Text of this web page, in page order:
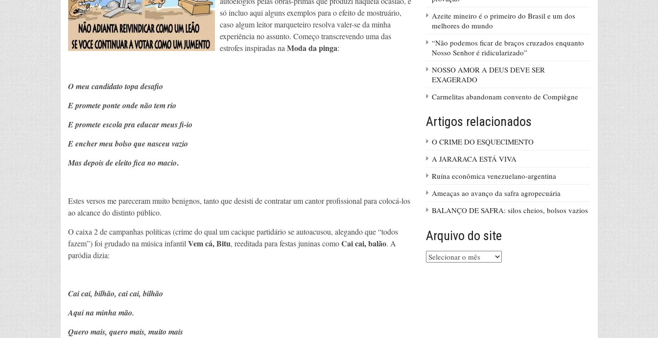
só incluo aqui alguns exemplos para o efeito de mostruário,
caso algum leitor marqueteiro resolva valer-se da minha
experiência no assunto. Começo transcrevendo uma das
estrofes inspiradas na Moda da pinga:
O meu candidato topa desafio
E promete ponte onde não tem rio
E promete escola pra educar meus fi-io
E encher meu bolso que nasceu vazio
Mas depois de eleito fica no macio.
Estes versos me pareceram muito benignos, tanto que desisti de contratar um cantor profissional para colocá-los
ao alcance do distinto público.
O caixa 2 de campanhas políticas (crime do qual um cacique partidário se autoacusou, alegando que “todos
fazem”) foi grudado na música infantil Vem cá, Bitu, reeditada para festas juninas comoCai cai, balão. A
paródia dizia:
Cai cai, bilhão, cai cai, bilhão
Aqui na minha mão.
Quero mais, quero mais, muito mais
Azeite mineiro é o primeiro do Brasil e um dos
melhores do mundo
“Não podemos ficar de braços cruzados enquanto
Nosso Senhor é ridicularizado”
NOSSO AMOR A DEUS DEVE SER
EXAGERADO
Carmelitas abandonam convento de Compiègne
Artigos relacionados
O CRIME DO ESQUECIMENTO
A JARARACA ESTÁ VIVA
Ruína econômica venezuelano-argentina
Ameaças ao avanço da safra agropecuária
BALANÇO DE SAFRA: silos cheios, bolsos vazios
Arquivo do site
Arquivo
do